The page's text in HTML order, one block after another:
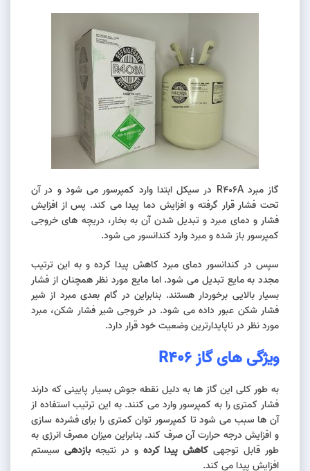
گاز مبرد R406A در سیکل ابتدا وارد کمپرسور می شود و در آن
تحت فشار قرار گرفته و افزایش دما پیدا می کند. پس از افزایش
فشار و دمای مبرد و تبدیل شدن آن به بخار، دریچه های خروجی
کمپرسور باز شده و مبرد وارد کندانسور می شود.
سپس در کندانسور دمای مبرد کاهش پیدا کرده و به این ترتیب
مجدد به مایع تبدیل می شود. اما مایع مورد نظر همچنان از فشار
بسیار بالایی برخوردار هستند. بنابراین در گام بعدی مبرد از شیر
فشار شکن عبور داده می شود. در خروجی شیر فشار شکن، مبرد
مورد نظر در ناپایدارترین وضعیت خود قرار دارد.
ویژگی های گازR406
به طور کلی این گاز ها به دلیل نقطه جوش بسیار پایینی که دارند
فشار کمتری را به کمپرسور وارد می کنند‌. به این ترتیب استفاده از
آن ها سبب می شود تا کمپرسور توان کمتری را برای فشرده سازی
و افزایش درجه حرارت آن صرف کند. بنابراین میزان مصرف انرژی به
طور قابل توجهیکاهش پیدا کرده و در نتیجهبازدهی سیستم
افزایش پیدا می کند.